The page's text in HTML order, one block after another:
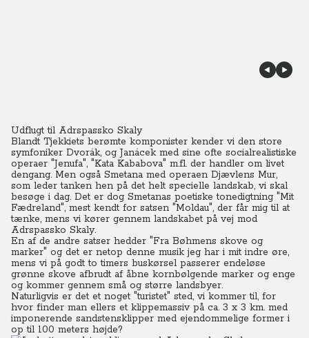
Udflugt til Adrspassko Skaly
Blandt Tjekkiets berømte komponister kender vi den store
symfoniker Dvorák, og Janácek med sine ofte socialrealistiske
operaer "Jenufa", "Kata Kababova" m.fl. der handler om livet
dengang. Men også Smetana med operaen Djævlens Mur,
som leder tanken hen på det helt specielle landskab, vi skal
besøge i dag. Det er dog Smetanas poetiske tonedigtning "Mit
Fædreland", mest kendt for satsen "Moldau", der får mig til at
tænke, mens vi kører gennem landskabet på vej mod
Adrspassko Skaly.
En af de andre satser hedder "Fra Bøhmens skove og
marker" og det er netop denne musik jeg har i mit indre øre,
mens vi på godt to timers buskørsel passerer endeløse
grønne skove afbrudt af åbne kornbølgende marker og enge
og kommer gennem små og større landsbyer.
Naturligvis er det et noget "turistet" sted, vi kommer til, for
hvor finder man ellers et klippemassiv på ca. 3 x 3 km. med
imponerende sandstensklipper med ejendommelige former i
op til 100 meters højde?